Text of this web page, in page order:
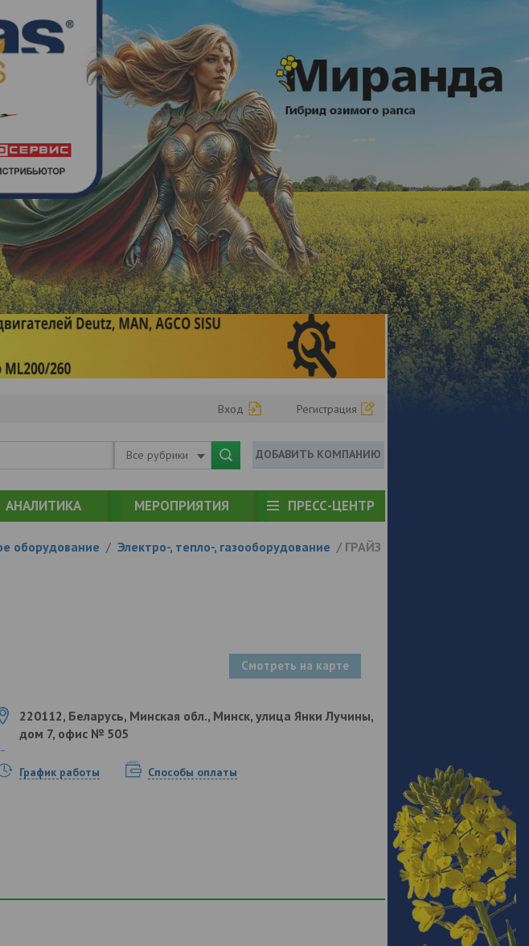
Вход Регистрация
Все рубрики ДОБАВИТЬ КОМПАНИЮ
АНАЛИТИКА МЕРОПРИЯТИЯ ПРЕСС-ЦЕНТР
оборудование / Электро-, тепло-, газооборудование / ГРАЙЗ
Смотреть на карте
220112, Беларусь, Минская обл., Минск, улица Янки Лучины,
дом 7, офис № 505
График работы Способы оплаты